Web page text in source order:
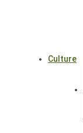
Culture